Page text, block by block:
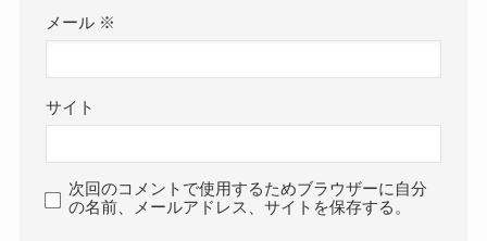
メール ※
サイト
次回のコメントで使用するためブラウザーに自分
の名前、メールアドレス、サイトを保存する。